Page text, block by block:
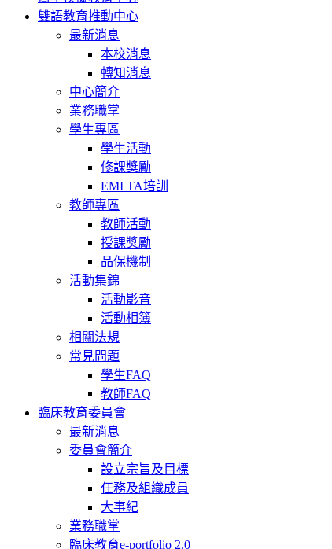
雙語教育推動中心
最新消息
本校消息
轉知消息
中心簡介
業務職掌
學生專區
學生活動
修課獎勵
EMI TA培訓
教師專區
教師活動
授課獎勵
品保機制
活動集錦
活動影音
活動相簿
相關法規
常見問題
學生FAQ
教師FAQ
臨床教育委員會
最新消息
委員會簡介
設立宗旨及目標
任務及組織成員
大事紀
業務職掌
臨床教育e-portfolio 2.0